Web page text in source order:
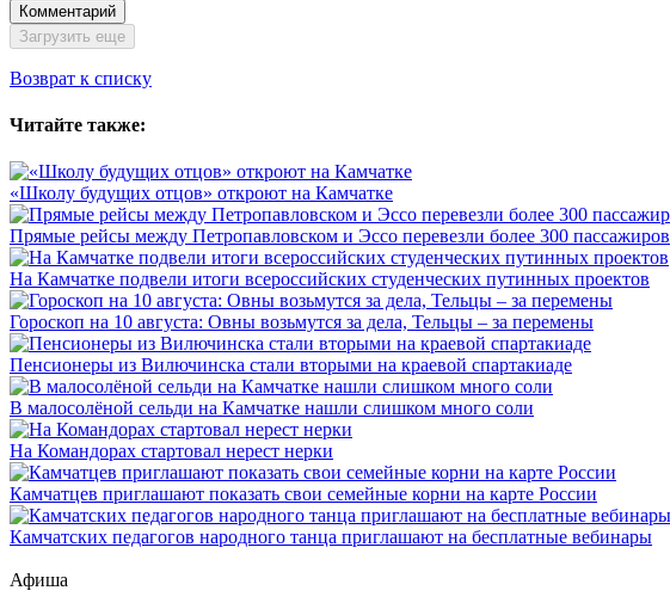
Комментарий
Загрузить еще
Возврат к списку
Читайте также:
«Школу будущих отцов» откроют на Камчатке
Прямые рейсы между Петропавловском и Эссо перевезли более 300 пассажиров
На Камчатке подвели итоги всероссийских студенческих путинных проектов
Гороскоп на 10 августа: Овны возьмутся за дела, Тельцы – за перемены
Пенсионеры из Вилючинска стали вторыми на краевой спартакиаде
В малосолёной сельди на Камчатке нашли слишком много соли
На Командорах стартовал нерест нерки
Камчатцев приглашают показать свои семейные корни на карте России
Камчатских педагогов народного танца приглашают на бесплатные вебинары
Афиша